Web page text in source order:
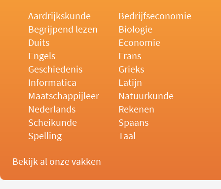
Aardrijkskunde
Bedrijfseconomie
Begrijpend lezen
Biologie
Duits
Economie
Engels
Frans
Geschiedenis
Grieks
Informatica
Latijn
Maatschappijleer
Natuurkunde
Nederlands
Rekenen
Scheikunde
Spaans
Spelling
Taal
Bekijk al onze vakken